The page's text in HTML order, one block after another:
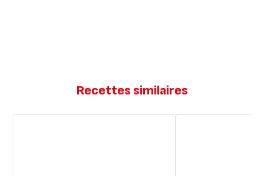
Recettes similaires